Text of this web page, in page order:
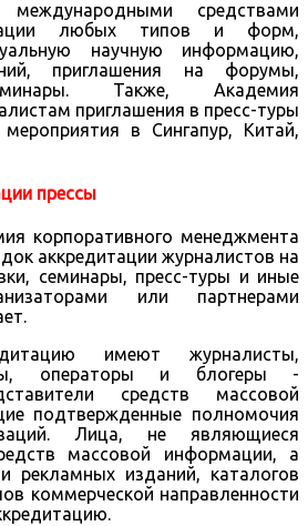
международными средствами
любых типов и форм,
научную информацию,
приглашения на форумы,
Также, Академия
приглашения в пресс-туры
в Сингапур, Китай,
прессы
корпоративного менеджмента
аккредитации журналистов на
семинары, пресс-туры и иные
или партнерами
имеют журналисты,
операторы и блогеры -
средств массовой
подтвержденные полномочия
Лица, не являющиеся
массовой информации, а
рекламных изданий, каталогов
коммерческой направленности